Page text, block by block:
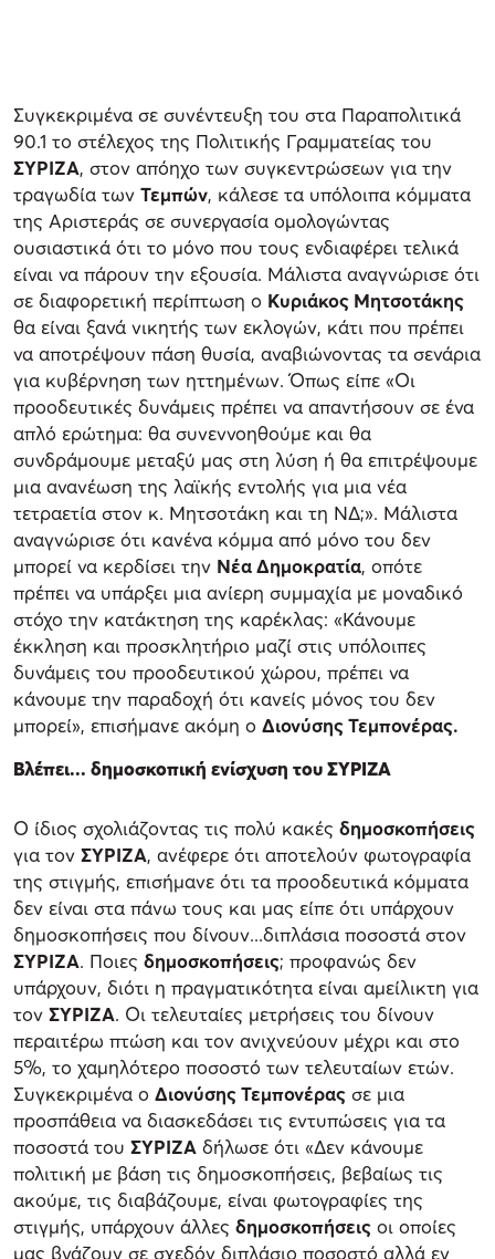
Συγκεκριμένα σε συνέντευξη του στα Παραπολιτικά
90.1 το στέλεχος της Πολιτικής Γραμματείας του
ΣΥΡΙΖΑ, στον απόηχο των συγκεντρώσεων για την
τραγωδία των Τεμπών, κάλεσε τα υπόλοιπα κόμματα
της Αριστεράς σε συνεργασία ομολογώντας
ουσιαστικά ότι το μόνο που τους ενδιαφέρει τελικά
είναι να πάρουν την εξουσία. Μάλιστα αναγνώρισε ότι
σε διαφορετική περίπτωση ο Κυριάκος Μητσοτάκης
θα είναι ξανά νικητής των εκλογών, κάτι που πρέπει
να αποτρέψουν πάση θυσία, αναβιώνοντας τα σενάρια
για κυβέρνηση των ηττημένων. Όπως είπε «Οι
προοδευτικές δυνάμεις πρέπει να απαντήσουν σε ένα
απλό ερώτημα: θα συνεννοηθούμε και θα
συνδράμουμε μεταξύ μας στη λύση ή θα επιτρέψουμε
μια ανανέωση της λαϊκής εντολής για μια νέα
τετραετία στον κ. Μητσοτάκη και τη ΝΔ;». Μάλιστα
αναγνώρισε ότι κανένα κόμμα από μόνο του δεν
μπορεί να κερδίσει την Νέα Δημοκρατία, οπότε
πρέπει να υπάρξει μια ανίερη συμμαχία με μοναδικό
στόχο την κατάκτηση της καρέκλας: «Κάνουμε
έκκληση και προσκλητήριο μαζί στις υπόλοιπες
δυνάμεις του προοδευτικού χώρου, πρέπει να
κάνουμε την παραδοχή ότι κανείς μόνος του δεν
μπορεί», επισήμανε ακόμη ο Διονύσης Τεμπονέρας.
Βλέπει... δημοσκοπική ενίσχυση του ΣΥΡΙΖΑ
Ο ίδιος σχολιάζοντας τις πολύ κακές δημοσκοπήσεις
για τον ΣΥΡΙΖΑ, ανέφερε ότι αποτελούν φωτογραφία
της στιγμής, επισήμανε ότι τα προοδευτικά κόμματα
δεν είναι στα πάνω τους και μας είπε ότι υπάρχουν
δημοσκοπήσεις που δίνουν...διπλάσια ποσοστά στον
ΣΥΡΙΖΑ. Ποιες δημοσκοπήσεις; προφανώς δεν
υπάρχουν, διότι η πραγματικότητα είναι αμείλικτη για
τον ΣΥΡΙΖΑ. Οι τελευταίες μετρήσεις του δίνουν
περαιτέρω πτώση και τον ανιχνεύουν μέχρι και στο
5%, το χαμηλότερο ποσοστό των τελευταίων ετών.
Συγκεκριμένα ο Διονύσης Τεμπονέρας σε μια
προσπάθεια να διασκεδάσει τις εντυπώσεις για τα
ποσοστά του ΣΥΡΙΖΑ δήλωσε ότι «Δεν κάνουμε
πολιτική με βάση τις δημοσκοπήσεις, βεβαίως τις
ακούμε, τις διαβάζουμε, είναι φωτογραφίες της
στιγμής, υπάρχουν άλλες δημοσκοπήσεις οι οποίες
μας βγάζουν σε σχεδόν διπλάσιο ποσοστό αλλά εν